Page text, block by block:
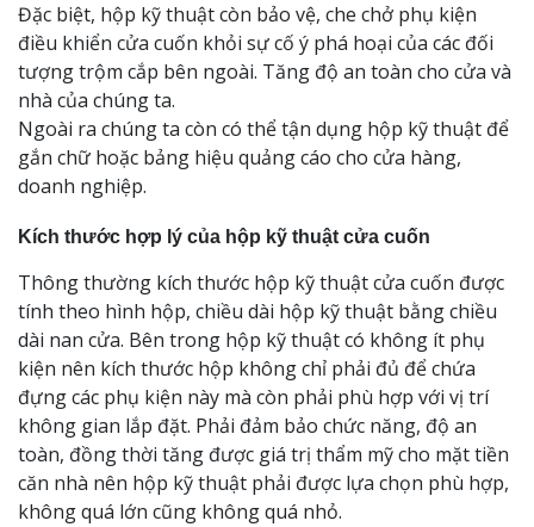
Đặc biệt, hộp kỹ thuật còn bảo vệ, che chở phụ kiện
điều khiển cửa cuốn khỏi sự cố ý phá hoại của các đối
tượng trộm cắp bên ngoài. Tăng độ an toàn cho cửa và
nhà của chúng ta.
Ngoài ra chúng ta còn có thể tận dụng hộp kỹ thuật để
gắn chữ hoặc bảng hiệu quảng cáo cho cửa hàng,
doanh nghiệp.
Kích thước hợp lý của hộp kỹ thuật cửa cuốn
Thông thường kích thước hộp kỹ thuật cửa cuốn được
tính theo hình hộp, chiều dài hộp kỹ thuật bằng chiều
dài nan cửa. Bên trong hộp kỹ thuật có không ít phụ
kiện nên kích thước hộp không chỉ phải đủ để chứa
đựng các phụ kiện này mà còn phải phù hợp với vị trí
không gian lắp đặt. Phải đảm bảo chức năng, độ an
toàn, đồng thời tăng được giá trị thẩm mỹ cho mặt tiền
căn nhà nên hộp kỹ thuật phải được lựa chọn phù hợp,
không quá lớn cũng không quá nhỏ.